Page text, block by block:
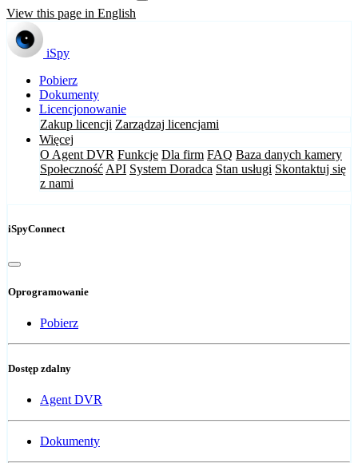
View this page in English
iSpy
Pobierz
Dokumenty
Licencjonowanie
Zakup licencji Zarządzaj licencjami
Więcej
O Agent DVR Funkcje Dla firm FAQ Baza danych kamery
Społeczność API System Doradca Stan usługi Skontaktuj się
z nami
iSpyConnect
Oprogramowanie
Pobierz
Dostęp zdalny
Agent DVR
Dokumenty